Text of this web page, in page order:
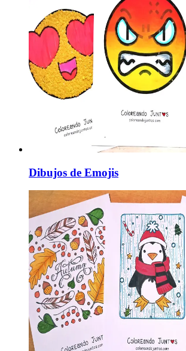
Dibujos de Emojis